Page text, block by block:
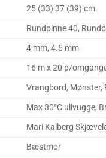
25 (33) 37 (39) cm.
Rundpinne 40,
4 mm, 4.5 mm
16 m x 20 p/
Vrangbord, Mønster,
Max 30°C ullvugge,
Mari Kalberg
Bæstmor